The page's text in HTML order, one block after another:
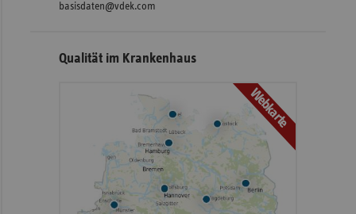
basisdaten@vdek.com
Qualität im Krankenhaus
Webkarte